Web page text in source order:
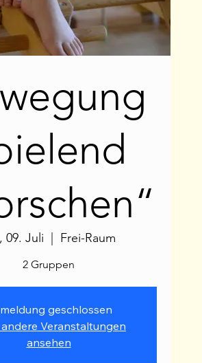
09. Juli Frei-Raum
2 Gruppen
geschlossen
Veranstaltungen
ansehen